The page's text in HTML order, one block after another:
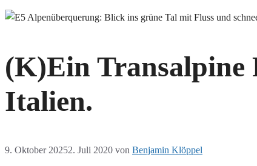
(K)Ein Transalpine
Italien.
9. Oktober 20252. Juli 2020 von Benjamin Klöppel